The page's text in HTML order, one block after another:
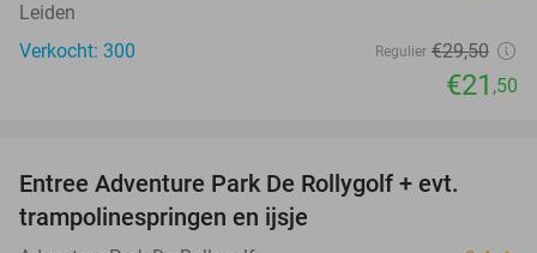
Leiden
Verkocht: 300
Regulier €29,50
€21 ,50
Entree Adventure Park De Rollygolf + evt.
trampolinespringen en ijsje